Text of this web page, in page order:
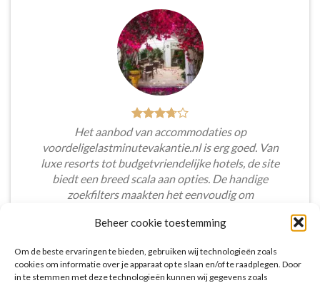
Beheer cookie toestemming
Om de beste ervaringen te bieden, gebruiken wij technologieën zoals
cookies om informatie over je apparaat op te slaan en/of te raadplegen. Door
in te stemmen met deze technologieën kunnen wij gegevens zoals
Het aanbod van accommodaties op
voordeligelastminutevakantie.nl is erg goed. Van
luxe resorts tot budgetvriendelijke hotels, de site
biedt een breed scala aan opties. De handige
zoekfilters maakten het eenvoudig om
voorkeuren en budget.
Tim Beukers/Tilburg